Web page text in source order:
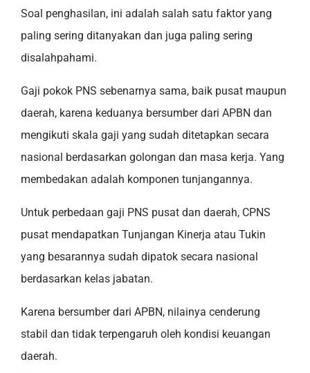
Soal penghasilan, ini adalah salah satu faktor yang
paling sering ditanyakan dan juga paling sering
disalahpahami.
Gaji pokok PNS sebenarnya sama, baik pusat maupun
daerah, karena keduanya bersumber dari APBN dan
mengikuti skala gaji yang sudah ditetapkan secara
nasional berdasarkan golongan dan masa kerja. Yang
membedakan adalah komponen tunjangannya.
Untuk perbedaan gaji PNS pusat dan daerah, CPNS
pusat mendapatkan Tunjangan Kinerja atau Tukin
yang besarannya sudah dipatok secara nasional
berdasarkan kelas jabatan.
Karena bersumber dari APBN, nilainya cenderung
stabil dan tidak terpengaruh oleh kondisi keuangan
daerah.